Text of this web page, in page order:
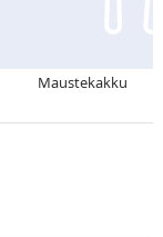
Maustekakku